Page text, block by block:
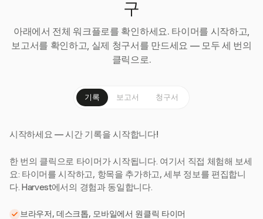
구
아래에서 전체 워크플로를 확인하세요. 타이머를 시작하고,
보고서를 확인하고, 실제 청구서를 만드세요 — 모두 세 번의
클릭으로.
기록 보고서 청구서
시작하세요 — 시간 기록을 시작합니다!
한 번의 클릭으로 타이머가 시작됩니다. 여기서 직접 체험해 보세
요: 타이머를 시작하고, 항목을 추가하고, 세부 정보를 편집합니
다. Harvest에서의 경험과 동일합니다.
브라우저, 데스크톱, 모바일에서 원클릭 타이머